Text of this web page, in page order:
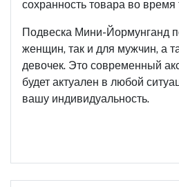
сохранность товара во время
Подвеска Мини-Йормунганд
женщин, так и для мужчин, а
девочек. Это современный
будет актуален в любой
вашу индивидуальность.